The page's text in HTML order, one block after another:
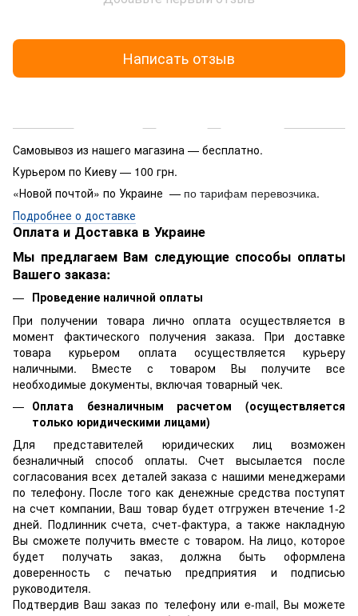
Написать отзыв
Самовывоз из нашего магазина — бесплатно.
Курьером по Киеву — 100 грн.
«Новой почтой» по Украине — по тарифам перевозчика.
Подробнее о доставке
Оплата и Доставка в Украине
Мы предлагаем Вам следующие способы оплаты
Вашего заказа:
Проведение наличной оплаты
При получении товара лично оплата осуществляется в
момент фактического получения заказа. При доставке
товара курьером оплата осуществляется курьеру
наличными. Вместе с товаром Вы получите все
необходимые документы, включая товарный чек.
Оплата безналичным расчетом (осуществляется
только юридическими лицами)
Для представителей юридических лиц возможен
безналичный способ оплаты. Счет высылается после
согласования всех деталей заказа с нашими менеджерами
по телефону. После того как денежные средства поступят
на счет компании, Ваш товар будет отгружен втечение 1-2
дней. Подлинник счета, счет-фактура, а также накладную
Вы сможете получить вместе с товаром. На лицо, которое
будет получать заказ, должна быть оформлена
доверенность с печатью предприятия и подписью
руководителя.
Подтвердив Ваш заказ по телефону или e-mail, Вы можете